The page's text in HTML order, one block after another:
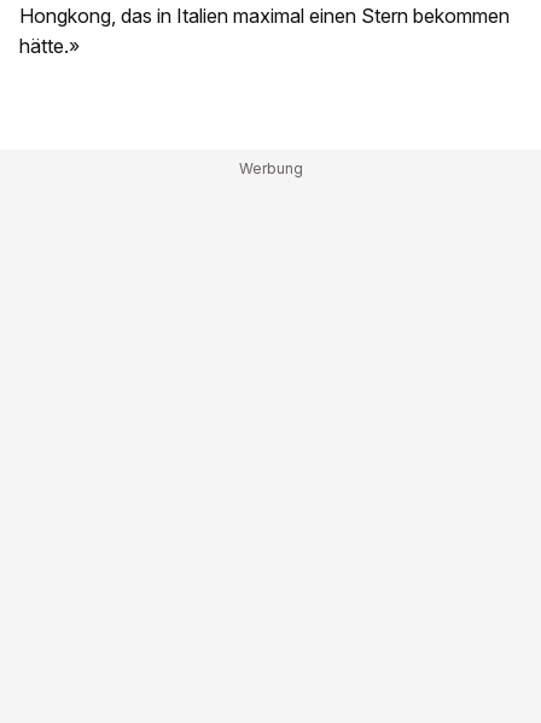
Hongkong, das in Italien maximal einen Stern bekommen
hätte.»